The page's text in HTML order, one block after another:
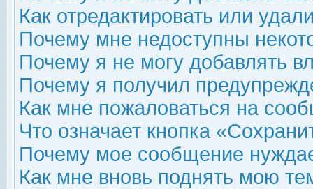
Как отредактировать или
Почему мне недоступны
Почему я не могу добавлять
Почему я получил
Как мне пожаловаться на
Что означает кнопка
Почему мое сообщение
Как мне вновь поднять мою